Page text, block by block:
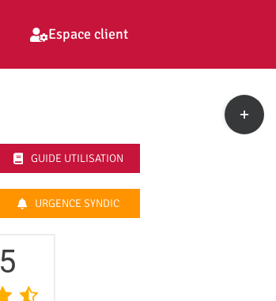
Espace client
GUIDE UTILISATION
URGENCE SYNDIC
5
Toggle
Sliding
Bar